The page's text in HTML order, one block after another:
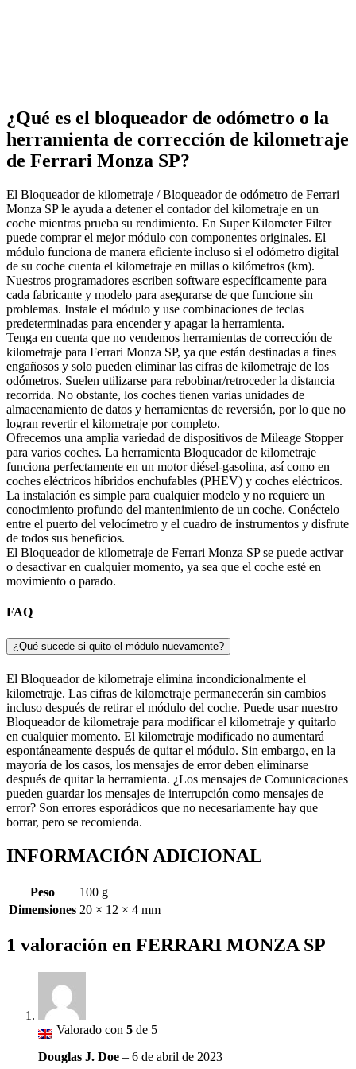
¿Qué es el bloqueador de odómetro o la
herramienta de corrección de kilometraje
de Ferrari Monza SP?
El Bloqueador de kilometraje / Bloqueador de odómetro de Ferrari
Monza SP le ayuda a detener el contador del kilometraje en un
coche mientras prueba su rendimiento. En Super Kilometer Filter
puede comprar el mejor módulo con componentes originales. El
módulo funciona de manera eficiente incluso si el odómetro digital
de su coche cuenta el kilometraje en millas o kilómetros (km).
Nuestros programadores escriben software específicamente para
cada fabricante y modelo para asegurarse de que funcione sin
problemas. Instale el módulo y use combinaciones de teclas
predeterminadas para encender y apagar la herramienta.
Tenga en cuenta que no vendemos herramientas de corrección de
kilometraje para Ferrari Monza SP, ya que están destinadas a fines
engañosos y solo pueden eliminar las cifras de kilometraje de los
odómetros. Suelen utilizarse para rebobinar/retroceder la distancia
recorrida. No obstante, los coches tienen varias unidades de
almacenamiento de datos y herramientas de reversión, por lo que no
logran revertir el kilometraje por completo.
Ofrecemos una amplia variedad de dispositivos de Mileage Stopper
para varios coches. La herramienta Bloqueador de kilometraje
funciona perfectamente en un motor diésel-gasolina, así como en
coches eléctricos híbridos enchufables (PHEV) y coches eléctricos.
La instalación es simple para cualquier modelo y no requiere un
conocimiento profundo del mantenimiento de un coche. Conéctelo
entre el puerto del velocímetro y el cuadro de instrumentos y disfrute
de todos sus beneficios.
El Bloqueador de kilometraje de Ferrari Monza SP se puede activar
o desactivar en cualquier momento, ya sea que el coche esté en
movimiento o parado.
FAQ
¿Qué sucede si quito el módulo nuevamente?
El Bloqueador de kilometraje elimina incondicionalmente el
kilometraje. Las cifras de kilometraje permanecerán sin cambios
incluso después de retirar el módulo del coche. Puede usar nuestro
Bloqueador de kilometraje para modificar el kilometraje y quitarlo
en cualquier momento. El kilometraje modificado no aumentará
espontáneamente después de quitar el módulo. Sin embargo, en la
mayoría de los casos, los mensajes de error deben eliminarse
después de quitar la herramienta. ¿Los mensajes de Comunicaciones
pueden guardar los mensajes de interrupción como mensajes de
error? Son errores esporádicos que no necesariamente hay que
borrar, pero se recomienda.
INFORMACIÓN ADICIONAL
Peso
100 g
Dimensiones 20 × 12 × 4 mm
1 valoración en FERRARI MONZA SP
Valorado con 5 de 5
Douglas J. Doe – 6 de abril de 2023